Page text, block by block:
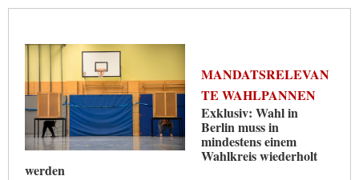
MANDATSRELEVAN
TE WAHLPANNEN
Exklusiv: Wahl in
Berlin muss in
mindestens einem
Wahlkreis wiederholt
werden